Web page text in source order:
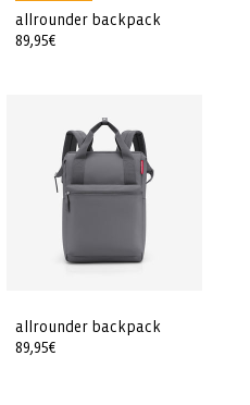
allrounder backpack
Prezzo
89,95€
allrounder backpack
Prezzo
89,95€